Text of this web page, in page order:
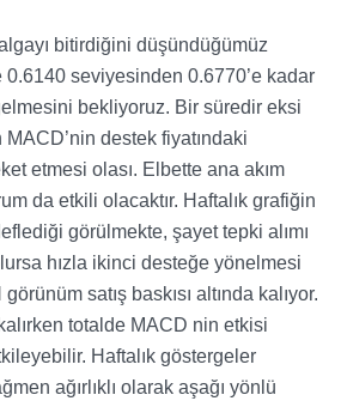
bitirdiğini düşündüğümüz
seviyesinden 0.6770’e kadar
bekliyoruz. Bir süredir eksi
destek fiyatındaki
etmesi olası. Elbette ana akım
da etkili olacaktır. Haftalık grafiğin
görülmekte, şayet tepki alımı
hızla ikinci desteğe yönelmesi
satış baskısı altında kalıyor.
totalde MACD nin etkisi
Haftalık göstergeler
ağırlıklı olarak aşağı yönlü